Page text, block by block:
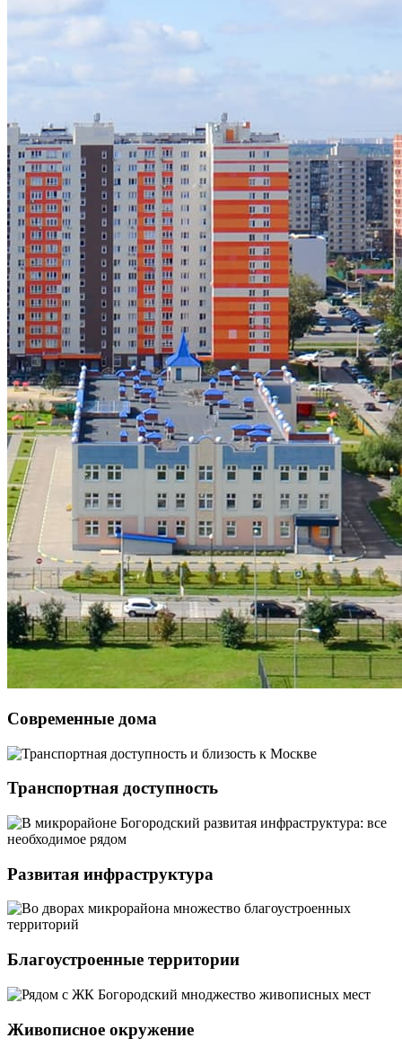
Современные дома
Транспортная доступность
Развитая инфраструктура
Благоустроенные территории
Живописное окружение